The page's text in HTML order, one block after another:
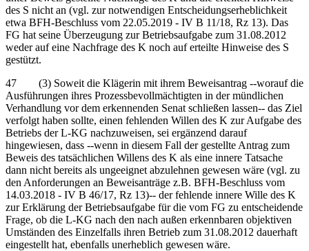
des S nicht an (vgl. zur notwendigen Entscheidungserheblichkeit
etwa BFH-Beschluss vom 22.05.2019 - IV B 11/18, Rz 13). Das
FG hat seine Überzeugung zur Betriebsaufgabe zum 31.08.2012
weder auf eine Nachfrage des K noch auf erteilte Hinweise des S
gestützt.
47 (3) Soweit die Klägerin mit ihrem Beweisantrag ‑‑worauf die
Ausführungen ihres Prozessbevollmächtigten in der mündlichen
Verhandlung vor dem erkennenden Senat schließen lassen‑‑ das Ziel
verfolgt haben sollte, einen fehlenden Willen des K zur Aufgabe des
Betriebs der L-KG nachzuweisen, sei ergänzend darauf
hingewiesen, dass ‑‑wenn in diesem Fall der gestellte Antrag zum
Beweis des tatsächlichen Willens des K als eine innere Tatsache
dann nicht bereits als ungeeignet abzulehnen gewesen wäre (vgl. zu
den Anforderungen an Beweisanträge z.B. BFH-Beschluss vom
14.03.2018 - IV B 46/17, Rz 13)‑‑ der fehlende innere Wille des K
zur Erklärung der Betriebsaufgabe für die vom FG zu entscheidende
Frage, ob die L-KG nach den nach außen erkennbaren objektiven
Umständen des Einzelfalls ihren Betrieb zum 31.08.2012 dauerhaft
eingestellt hat, ebenfalls unerheblich gewesen wäre.